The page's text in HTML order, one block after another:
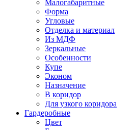
Малогабаритные
Форма
Угловые
Отделка и материал
Из МДФ
Зеркальные
Особенности
Купе
Эконом
Назначение
В коридор
Для узкого коридора
Гардеробные
Цвет